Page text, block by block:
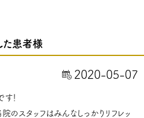
た患者様
2020-05-07
！
のスタッフはみんなしっかりリフレッ